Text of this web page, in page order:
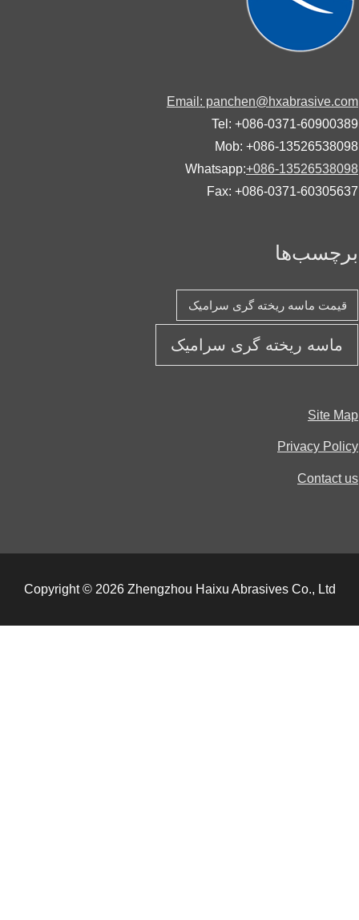
Email:
Tel: +086-0371-
Mob: +086-
Whatsapp:+086-
Fax: +086-0371-
ماسه ریخته گری سرامیک
ماسه ریخته گری سرامیک
Site
Privacy
Contact
Copyright © 2026 Zhengzhou Haixu Abrasives Co., Ltd